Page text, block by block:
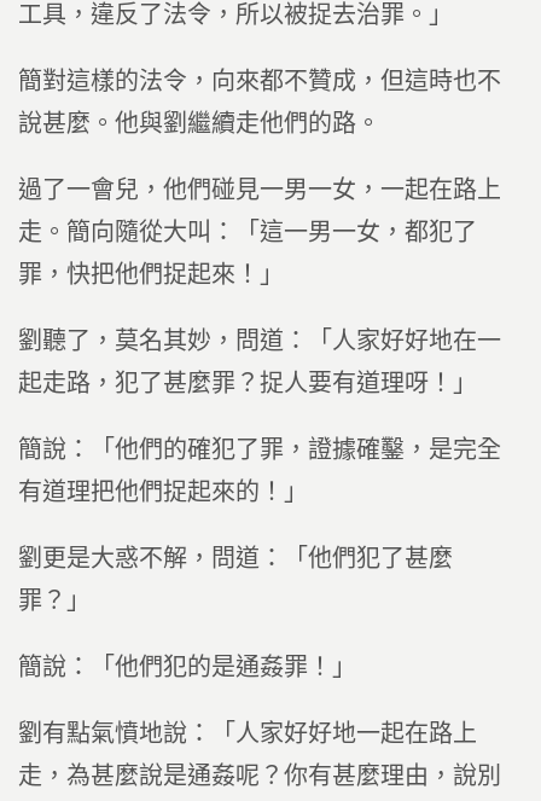
工具，違反了法令，所以被捉去治罪。」
簡對這樣的法令，向來都不贊成，但這時也不
說甚麼。他與劉繼續走他們的路。
過了一會兒，他們碰見一男一女，一起在路上
走。簡向隨從大叫：「這一男一女，都犯了
罪，快把他們捉起來！」
劉聽了，莫名其妙，問道：「人家好好地在一
起走路，犯了甚麼罪？捉人要有道理呀！」
簡說：「他們的確犯了罪，證據確鑿，是完全
有道理把他們捉起來的！」
劉更是大惑不解，問道：「他們犯了甚麼
罪？」
簡說：「他們犯的是通姦罪！」
劉有點氣憤地說：「人家好好地一起在路上
走，為甚麼說是通姦呢？你有甚麼理由，說別